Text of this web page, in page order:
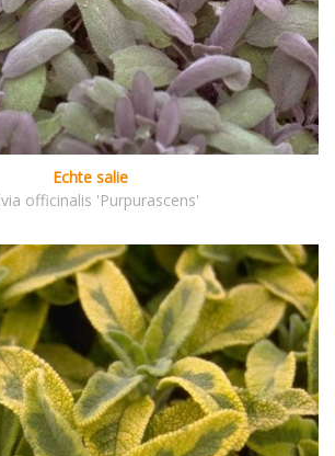
Echte salie
officinalis 'Purpurascens'